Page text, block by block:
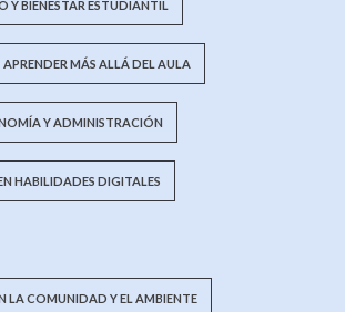
Y BIENESTAR ESTUDIANTIL
APRENDER MÁS ALLÁ DEL AULA
Y ADMINISTRACIÓN
HABILIDADES DIGITALES
LA COMUNIDAD Y EL AMBIENTE